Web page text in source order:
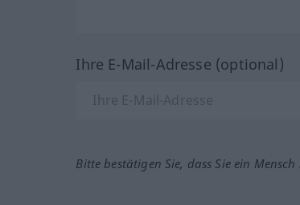
Ihre E-Mail-Adresse (optional)
Bitte bestätigen Sie, dass Sie ein